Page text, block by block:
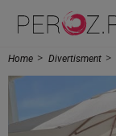
Home Divertisment